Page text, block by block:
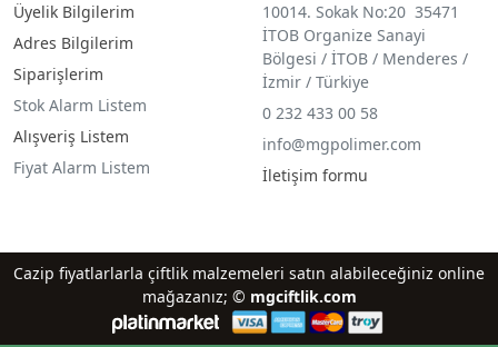
Üyelik Bilgilerim
Adres Bilgilerim
Siparişlerim
Stok Alarm Listem
Alışveriş Listem
Fiyat Alarm Listem
10014. Sokak No:20 35471
İTOB Organize Sanayi
Bölgesi / İTOB / Menderes /
İzmir / Türkiye
0 232 433 00 58
info@mgpolimer.com
İletişim formu
Cazip fiyatlarlarla çiftlik malzemeleri satın alabileceğiniz online
mağazanız; © mgciftlik.com